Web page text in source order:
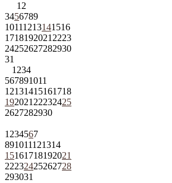
1 2
3456789
10111213141516
1718192021 2223
24252627282930
31
1 234
567891011
12131415161718
192021 22232425
2627282930
1 234567
891011121314
15161718192021
22232425262728
293031